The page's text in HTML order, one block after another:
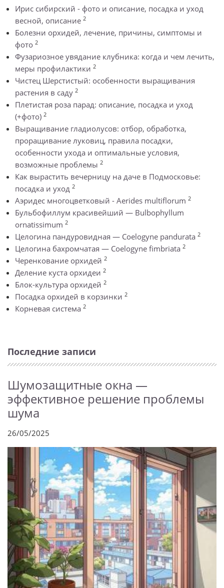
Ирис сибирский - фото и описание, посадка и уход
весной, описание 2
Болезни орхидей, лечение, причины, симптомы и
фото 2
Фузариозное увядание клубника: когда и чем лечить,
меры профилактики 2
Чистец Шерстистый: особенности выращивания
растения в саду 2
Плетистая роза парад: описание, посадка и уход
(+фото) 2
Выращивание гладиолусов: отбор, обработка,
проращивание луковиц, правила посадки,
особенности ухода и оптимальные условия,
возможные проблемы 2
Как вырастить вечерницу на даче в Подмосковье:
посадка и уход 2
Аэридес многоцветковый - Aerides multiflorum 2
Бульбофиллум красивейший — Bulbophyllum
ornatissimum 2
Целогина пандуровидная — Coelogyne pandurata 2
Целогина бахромчатая — Coelogyne fimbriata 2
Черенкование орхидей 2
Деление куста орхидеи 2
Блок-культура орхидей 2
Посадка орхидей в корзинки 2
Корневая система 2
Последние записи
Шумозащитные окна —
эффективное решение проблемы
шума
26/05/2025